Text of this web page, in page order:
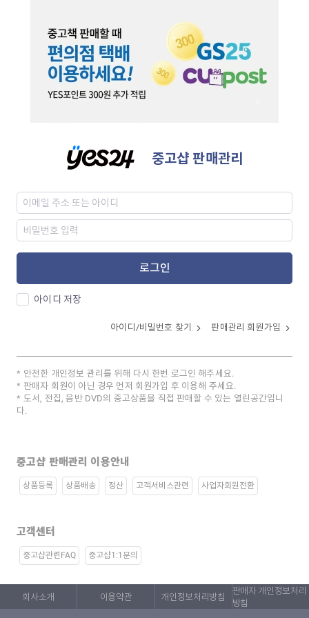
중고샵 판매관리
로그인
아이디 저장
아이디/비밀번호 찾기 판매관리 회원가입
안전한 개인정보 관리를 위해 다시 한번 로그인 해주세요.
판매자 회원이 아닌 경우 먼저 회원가입 후 이용해 주세요.
도서, 전집, 음반 DVD의 중고상품을 직접 판매할 수 있는 열린공간입니
다.
중고샵 판매관리 이용안내
상품등록 상품배송 정산 고객서비스관련 사업자회원전환
고객센터
중고샵관련FAQ 중고샵1:1문의
회사소개 이용약관 개인정보처리방침
판매자 개인정보처리
방침